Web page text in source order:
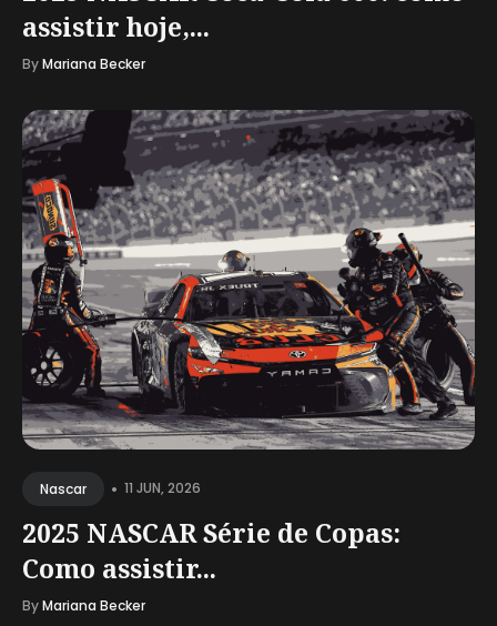
assistir hoje,...
ByMariana Becker
Nascar • 11 JUN, 2026
2025 NASCAR Série de Copas:
Como assistir...
ByMariana Becker